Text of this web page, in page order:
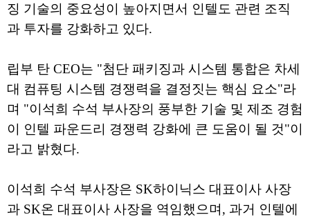
징 기술의 중요성이 높아지면서 인텔도 관련 조직
과 투자를 강화하고 있다.
립부 탄 CEO는 "첨단 패키징과 시스템 통합은 차세
대 컴퓨팅 시스템 경쟁력을 결정짓는 핵심 요소"라
며 "이석희 수석 부사장의 풍부한 기술 및 제조 경험
이 인텔 파운드리 경쟁력 강화에 큰 도움이 될 것"이
라고 밝혔다.
이석희 수석 부사장은 SK하이닉스 대표이사 사장
과 SK온 대표이사 사장을 역임했으며, 과거 인텔에